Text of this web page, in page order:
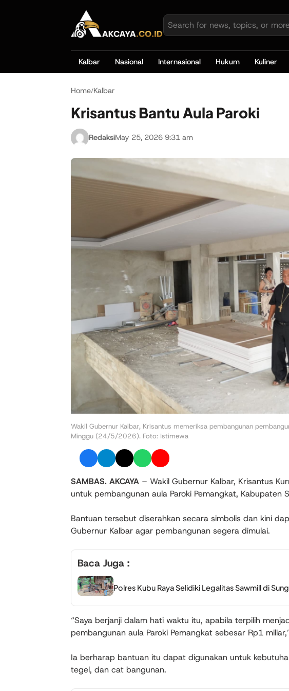
Kalbar Nasional Internasional Hukum Kuliner
Home/Kalbar
Krisantus Bantu Aula Paroki
RedaksiMay 25, 2026 9:31 am
Wakil Gubernur Kalbar, Krisantus memeriksa pembangunan
Minggu (24/5/2026). Foto: Istimewa
SAMBAS. AKCAYA – Wakil Gubernur Kalbar, Krisantus
untuk pembangunan aula Paroki Pemangkat,
Bantuan tersebut diserahkan secara simbolis dan kini
Gubernur Kalbar agar pembangunan segera dimulai.
Baca Juga :
Polres Kubu Raya Selidiki Legalitas Sawmill di
“Saya berjanji dalam hati waktu itu, apabila terpilih
pembangunan aula Paroki Pemangkat sebesar Rp1
Ia berharap bantuan itu dapat digunakan untuk
tegel, dan cat bangunan.